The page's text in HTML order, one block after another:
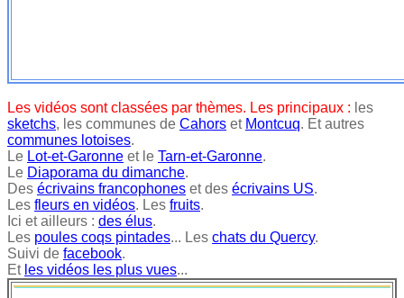
Les vidéos sont classées par thèmes. Les principaux : les
sketchs, les communes de Cahors et Montcuq. Et autres
communes lotoises.
Le Lot-et-Garonne et le Tarn-et-Garonne.
Le Diaporama du dimanche.
Des écrivains francophones et des écrivains US.
Les fleurs en vidéos. Les fruits.
Ici et ailleurs : des élus.
Les poules coqs pintades... Les chats du Quercy.
Suivi de facebook.
Et les vidéos les plus vues...